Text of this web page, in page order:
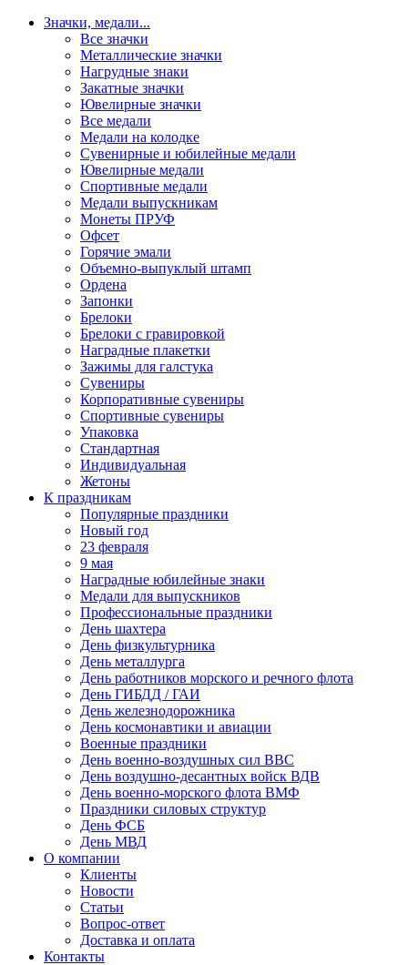
Значки, медали...
Все значки
Металлические значки
Нагрудные знаки
Закатные значки
Ювелирные значки
Все медали
Медали на колодке
Сувенирные и юбилейные медали
Ювелирные медали
Спортивные медали
Медали выпускникам
Монеты ПРУФ
Офсет
Горячие эмали
Объемно-выпуклый штамп
Ордена
Запонки
Брелоки
Брелоки с гравировкой
Наградные плакетки
Зажимы для галстука
Сувениры
Корпоративные сувениры
Спортивные сувениры
Упаковка
Стандартная
Индивидуальная
Жетоны
К праздникам
Популярные праздники
Новый год
23 февраля
9 мая
Наградные юбилейные знаки
Медали для выпускников
Профессиональные праздники
День шахтера
День физкультурника
День металлурга
День работников морского и речного флота
День ГИБДД / ГАИ
День железнодорожника
День космонавтики и авиации
Военные праздники
День военно-воздушных сил ВВС
День воздушно-десантных войск ВДВ
День военно-морского флота ВМФ
Праздники силовых структур
День ФСБ
День МВД
О компании
Клиенты
Новости
Статьи
Вопрос-ответ
Доставка и оплата
Контакты